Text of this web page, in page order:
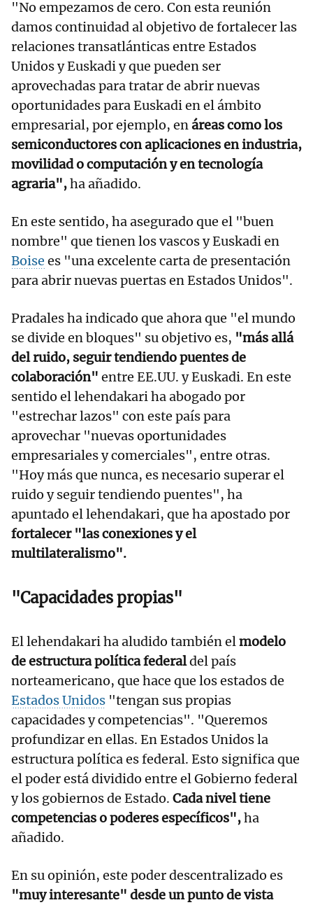
"No empezamos de cero. Con esta reunión
damos continuidad al objetivo de fortalecer las
relaciones transatlánticas entre Estados
Unidos y Euskadi y que pueden ser
aprovechadas para tratar de abrir nuevas
oportunidades para Euskadi en el ámbito
empresarial, por ejemplo, enáreas como los
semiconductores con aplicaciones en industria,
movilidad o computación y en tecnología
agraria",ha añadido.
En este sentido, ha asegurado que el "buen
nombre" que tienen los vascos y Euskadi en
Boise es "una excelente carta de presentación
para abrir nuevas puertas en Estados Unidos".
Pradales ha indicado que ahora que "el mundo
se divide en bloques" su objetivo es, "más allá
del ruido, seguir tendiendo puentes de
colaboración" entre EE.UU. y Euskadi. En este
sentido el lehendakari ha abogado por
"estrechar lazos" con este país para
aprovechar "nuevas oportunidades
empresariales y comerciales", entre otras.
"Hoy más que nunca, es necesario superar el
ruido y seguir tendiendo puentes", ha
apuntado el lehendakari, que ha apostado por
fortalecer "las conexiones y el
multilateralismo".
"Capacidades propias"
El lehendakari ha aludido también elmodelo
de estructura política federaldel país
norteamericano, que hace que los estados de
Estados Unidos "tengan sus propias
capacidades y competencias". "Queremos
profundizar en ellas. En Estados Unidos la
estructura política es federal. Esto significa que
el poder está dividido entre el Gobierno federal
y los gobiernos de Estado. Cada nivel tiene
competencias o poderes específicos",ha
añadido.
En su opinión, este poder descentralizado es
"muy interesante" desde un punto de vista